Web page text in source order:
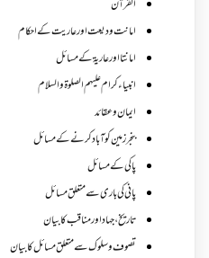
القرآن
امانت ودیعت اورعاریت کے احکام
امانتا اور عاریة کے مسائل
انبیاء کرام علیہم الصلوۃ والسلام
ایمان وعقائد
بنجر زمین کو آباد کرنے کے مسائل
پاکی کے مسائل
پانی کی باری سے متعلق مسائل
تاریخ،جہاد اور مناقب کا بیان
تصوف و سلوک سے متعلق مسائل کا بیان